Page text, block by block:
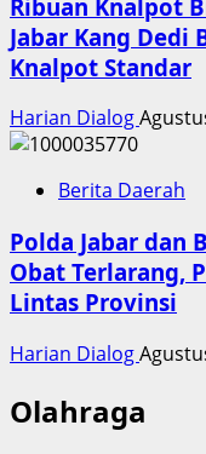
Ribuan Knalpot
Jabar Kang Dedi
Knalpot Standar
Harian Dialog
Berita Daerah
Polda Jabar dan
Obat Terlarang,
Lintas Provinsi
Harian Dialog
Olahraga